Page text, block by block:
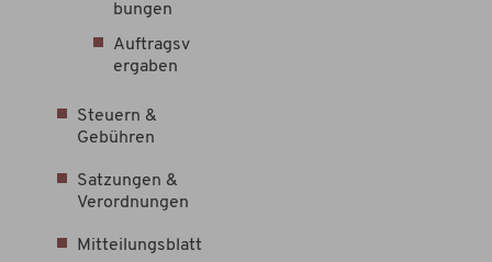
bungen
Auftragsv
ergaben
Steuern &
Gebühren
Satzungen &
Verordnungen
Mitteilungsblatt